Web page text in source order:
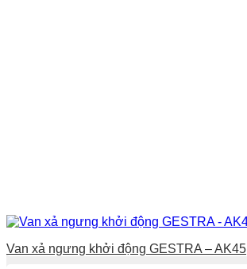
Van xả ngưng khởi động GESTRA – AK45